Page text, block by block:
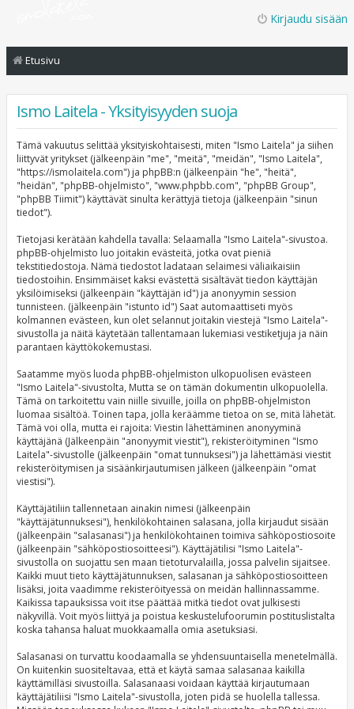
Kirjaudu sisään
Etusivu
Ismo Laitela - Yksityisyyden suoja
Tämä vakuutus selittää yksityiskohtaisesti, miten "Ismo Laitela" ja siihen
liittyvät yritykset (jälkeenpäin "me", "meitä", "meidän", "Ismo Laitela",
"https://ismolaitela.com") ja phpBB:n (jälkeenpäin "he", "heitä",
"heidän", "phpBB-ohjelmisto", "www.phpbb.com", "phpBB Group",
"phpBB Tiimit") käyttävät sinulta kerättyjä tietoja (jälkeenpäin "sinun
tiedot").
Tietojasi kerätään kahdella tavalla: Selaamalla "Ismo Laitela"-sivustoa.
phpBB-ohjelmisto luo joitakin evästeitä, jotka ovat pieniä
tekstitiedostoja. Nämä tiedostot ladataan selaimesi väliaikaisiin
tiedostoihin. Ensimmäiset kaksi evästettä sisältävät tiedon käyttäjän
yksilöimiseksi (jälkeenpäin "käyttäjän id") ja anonyymin session
tunnisteen. (jälkeenpäin "istunto id") Saat automaattiseti myös
kolmannen evästeen, kun olet selannut joitakin viestejä "Ismo Laitela"-
sivustolla ja näitä käytetään tallentamaan lukemiasi vestiketjuja ja näin
parantaen käyttökokemustasi.
Saatamme myös luoda phpBB-ohjelmiston ulkopuolisen evästeen
"Ismo Laitela"-sivustolta, Mutta se on tämän dokumentin ulkopuolella.
Tämä on tarkoitettu vain niille sivuille, joilla on phpBB-ohjelmiston
luomaa sisältöä. Toinen tapa, jolla keräämme tietoa on se, mitä lähetät.
Tämä voi olla, mutta ei rajoita: Viestin lähettäminen anonyyminä
käyttäjänä (Jälkeenpäin "anonyymit viestit"), rekisteröityminen "Ismo
Laitela"-sivustolle (jälkeenpäin "omat tunnuksesi") ja lähettämäsi viestit
rekisteröitymisen ja sisäänkirjautumisen jälkeen (jälkeenpäin "omat
viestisi").
Käyttäjätiliin tallennetaan ainakin nimesi (jälkeenpäin
"käyttäjätunnuksesi"), henkilökohtainen salasana, jolla kirjaudut sisään
(jälkeenpäin "salasanasi") ja henkilökohtainen toimiva sähköpostiosoite
(jälkeenpäin "sähköpostiosoitteesi"). Käyttäjätilisi "Ismo Laitela"-
sivustolla on suojattu sen maan tietoturvalailla, jossa palvelin sijaitsee.
Kaikki muut tieto käyttäjätunnuksen, salasanan ja sähköpostiosoitteen
lisäksi, joita vaadimme rekisteröityessä on meidän hallinnassamme.
Kaikissa tapauksissa voit itse päättää mitkä tiedot ovat julkisesti
näkyvillä. Voit myös liittyä ja poistua keskustelufoorumin postituslistalta
koska tahansa haluat muokkaamalla omia asetuksiasi.
Salasanasi on turvattu koodaamalla se yhdensuuntaisella menetelmällä.
On kuitenkin suositeltavaa, että et käytä samaa salasanaa kaikilla
käyttämilläsi sivustoilla. Salasanaasi voidaan käyttää kirjautumaan
käyttäjätiliisi "Ismo Laitela"-sivustolla, joten pidä se huolella tallessa.